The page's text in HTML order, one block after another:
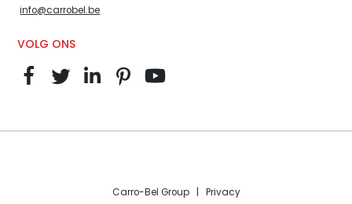
info@carrobel.be
VOLG ONS
Carro-Bel Group | Privacy